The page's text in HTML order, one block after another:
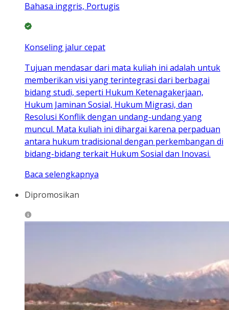
Bahasa inggris, Portugis
Konseling jalur cepat
Tujuan mendasar dari mata kuliah ini adalah untuk
memberikan visi yang terintegrasi dari berbagai
bidang studi, seperti Hukum Ketenagakerjaan,
Hukum Jaminan Sosial, Hukum Migrasi, dan
Resolusi Konflik dengan undang-undang yang
muncul. Mata kuliah ini dihargai karena perpaduan
antara hukum tradisional dengan perkembangan di
bidang-bidang terkait Hukum Sosial dan Inovasi.
Baca selengkapnya
Dipromosikan